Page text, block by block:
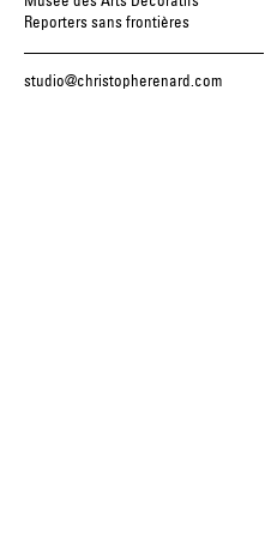
Reporters sans frontières
studio@christopherenard.com